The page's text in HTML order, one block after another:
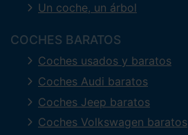
Un coche, un árbol
COCHES BARATOS
Coches usados y baratos
Coches Audi baratos
Coches Jeep baratos
Coches Volkswagen baratos